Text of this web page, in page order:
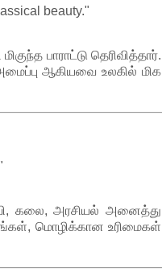
beauty."
பாராட்டு தெரிவித்தார்.
ஆகியவை உலகில் மிக
கலை, அரசியல் அனைத்து
மொழிக்கான உரிமைகள்